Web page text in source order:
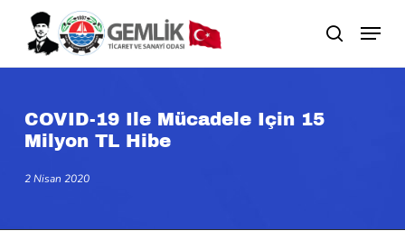
main
search
COVID-19 Ile Mücadele Için 15
Milyon TL Hibe
2 Nisan 2020